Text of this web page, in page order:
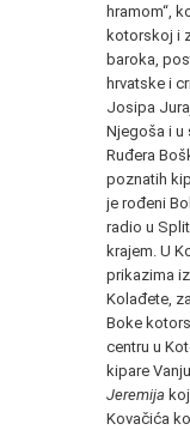
hramom“,
kotorskoj i
baroka,
hrvatske i
Josipa
Njegoša i u
Ruđera
poznatih
je rođeni
radio u
krajem. U
prikazima
Kolađete,
Boke
centru u
kipare
Jeremija
Kovačića